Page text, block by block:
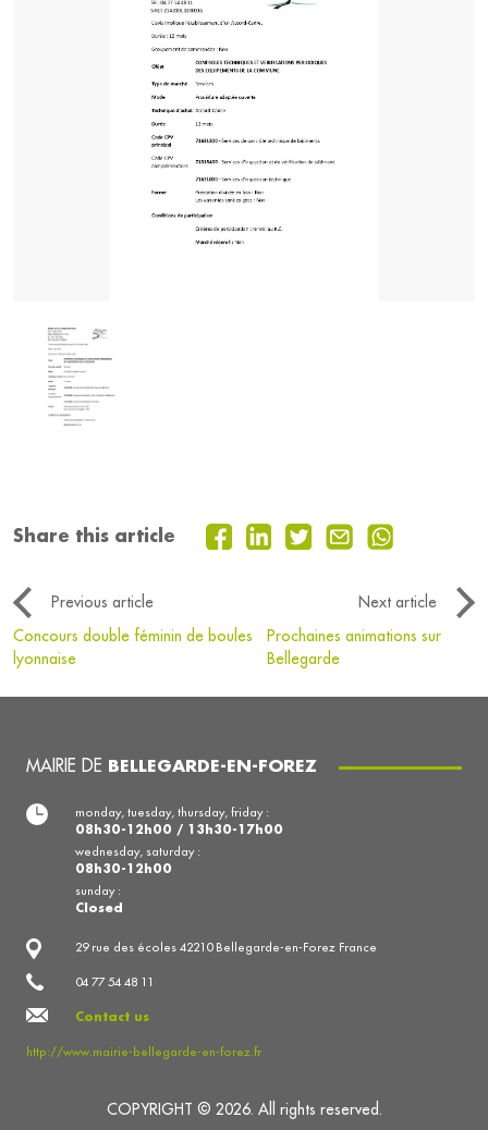
Share this article
Previous article
Next article
Concours double féminin de boules
lyonnaise
Prochaines animations sur
Bellegarde
MAIRIE DE BELLEGARDE-EN-FOREZ
29 rue des écoles 42210 Bellegarde-en-Forez France
04 77 54 48 11
Contact us
http://www.mairie-bellegarde-en-forez.fr
monday, tuesday, thursday, friday :
08h30-12h00 / 13h30-17h00
wednesday, saturday :
08h30-12h00
sunday :
Closed
COPYRIGHT © 2026. All rights reserved.